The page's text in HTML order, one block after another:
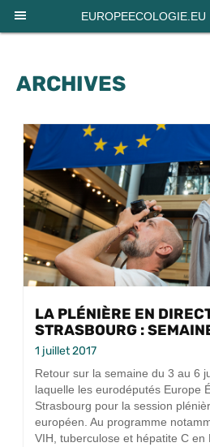
EUROPEECOLOGIE.EU
ARCHIVES
LA PLÉNIÈRE EN
STRASBOURG :
1 juillet 2017
Retour sur la semaine du 3 au 6
laquelle les eurodéputés Europe
Strasbourg pour la session
européen. Au programme
VIH, tuberculose et hépatite C en